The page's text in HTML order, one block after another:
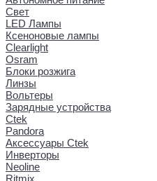
Свет
LED Лампы
Ксеноновые лампы
Clearlight
Osram
Блоки розжига
Линзы
Вольтеры
Зарядные устройства
Ctek
Pandora
Аксессуары Ctek
Инверторы
Neoline
Ritmix